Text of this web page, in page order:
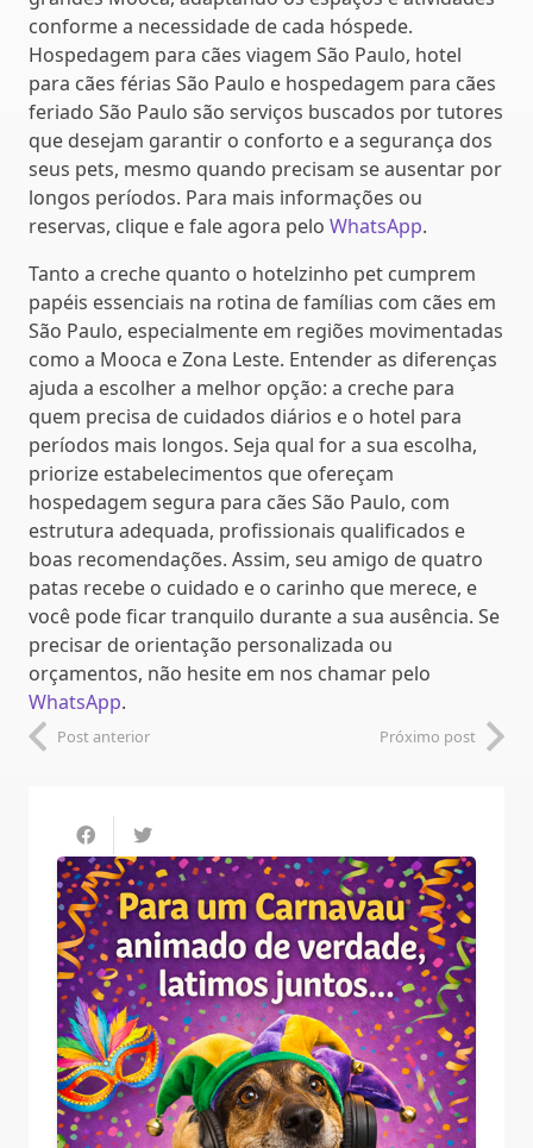
conforme a necessidade de cada hóspede.
Hospedagem para cães viagem São Paulo, hotel
para cães férias São Paulo e hospedagem para cães
feriado São Paulo são serviços buscados por tutores
que desejam garantir o conforto e a segurança dos
seus pets, mesmo quando precisam se ausentar por
longos períodos. Para mais informações ou
reservas, clique e fale agora pelo WhatsApp.
Tanto a creche quanto o hotelzinho pet cumprem
papéis essenciais na rotina de famílias com cães em
São Paulo, especialmente em regiões movimentadas
como a Mooca e Zona Leste. Entender as diferenças
ajuda a escolher a melhor opção: a creche para
quem precisa de cuidados diários e o hotel para
períodos mais longos. Seja qual for a sua escolha,
priorize estabelecimentos que ofereçam
hospedagem segura para cães São Paulo, com
estrutura adequada, profissionais qualificados e
boas recomendações. Assim, seu amigo de quatro
patas recebe o cuidado e o carinho que merece, e
você pode ficar tranquilo durante a sua ausência. Se
precisar de orientação personalizada ou
orçamentos, não hesite em nos chamar pelo
WhatsApp.
Post anterior Próximo post